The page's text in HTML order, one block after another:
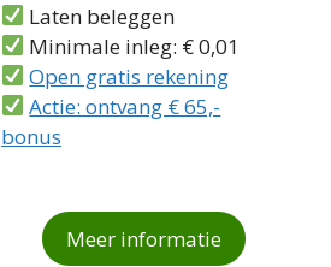
Laten beleggen
Minimale inleg: € 0,01
Open gratis rekening
Actie: ontvang € 65,-
bonus
Meer informatie